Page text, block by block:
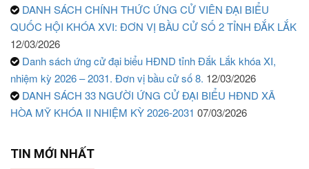
DANH SÁCH CHÍNH THỨC ỨNG CỬ VIÊN ĐẠI BIỂU
QUỐC HỘI KHÓA XVI: ĐƠN VỊ BẦU CỬ SỐ 2 TỈNH ĐẮK LẮK
12/03/2026
Danh sách ứng cử đại biểu HĐND tỉnh Đắk Lắk khóa XI,
nhiệm kỳ 2026 – 2031. Đơn vị bầu cử số 8. 12/03/2026
DANH SÁCH 33 NGƯỜI ỨNG CỬ ĐẠI BIỂU HĐND XÃ
HÒA MỸ KHÓA II NHIỆM KỲ 2026-2031 07/03/2026
TIN MỚI NHẤT